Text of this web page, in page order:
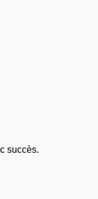
succès.